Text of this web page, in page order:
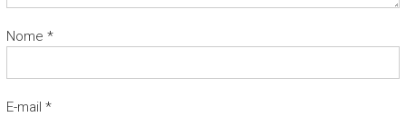
Nome *
E-mail *